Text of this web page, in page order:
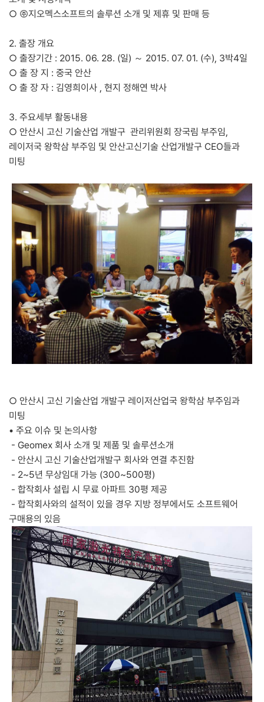
○ ㈜지오멕스소프트의 솔루션 소개 및 제휴 및 판매 등
2. 출장 개요
○ 출장기간 : 2015. 06. 28. (일) ～ 2015. 07. 01. (수), 3박4일
○ 출 장 지 : 중국 안산
○ 출 장 자 : 김영희이사 , 현지 정해연 박사
3. 주요세부 활동내용
○ 안산시 고신 기술산업 개발구 관리위원회 장국림 부주임,
레이저국 왕학삼 부주임 및 안산고신기술 산업개발구 CEO들과
미팅
○ 안산시 고신 기술산업 개발구 레이저산업국 왕학삼 부주임과
미팅
• 주요 이슈 및 논의사항
- Geomex 회사 소개 및 제품 및 솔루션소개
- 안산시 고신 기술산업개발구 회사와 연결 추진함
- 2~5년 무상임대 가능 (300~500평)
- 합작회사 설립 시 무료 아파트 30평 제공
- 합작회사와의 설적이 있을 경우 지방 정부에서도 소프트웨어
구매용의 있음